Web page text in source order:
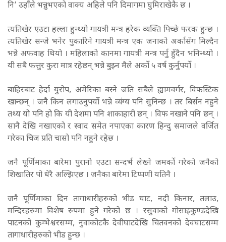
नि’ उहाँले भन्नुभएको वाक्य अहिले पनि दिमागमा घुमिराखेकै छ ।
त्यतिखेर एउटा हल्ला हुन्थ्यो गायत्री मन्त्र हरेक व्यक्ति पिच्छे फरक हुन्छ ।
त्यतिखेर सन्जे भनेर पुकारिने गायत्री मन्त्र एक जनाको अर्कासँग मिल्दैन
भन्ने अफवाह थियो । महिलाको कानमा गायत्री मन्त्र पर्नु हुँदैन भनिन्थ्यो ।
यी सबै फत्तुर कुरा मात्र रहेछन् भन्ने बुझ्न मैले अर्को ५ वर्ष कुर्नुपर्यो ।
बाहिरबाट हेर्दा युरोप, अमेरिका बस्ने जति सबैले ह्यामवर्गर, विफस्टिक
खान्छन् । जनै किन लगाउनुपर्यो भन्ने व्यंग्य पनि सुनिन्छ । तर बिर्सन नहुने
तथ्य यो पनि हो कि यी देशमा पनि शाकाहारी छन् । विफ नखाने पनि छन् ।
सानै देखि नखाएको र स्वाद समेत नपाएका कारण हिन्दु समाजले वर्जित
गरेका चिज प्रति चासो पनि नहुने रहेछ ।
जनै पूर्णिमाका बारेमा पुरानो एउटा सन्दर्भ लेख्ने जमर्को गरेको जनैको
शिखातिर पो धेरै अल्झिएछ । जनैका बारेमा टिप्पणी यतिनै ।
जनै पूर्णिमाका दिन तागाधारीहरुको भीड घाट, नदी किनार, तलाउ,
मन्दिरहरुमा विशेष रुपमा हुने गरेको छ । रसुवाको गोसाइकुण्डदेखि
पाटनको कुम्भेश्वरसम्म, नुवाकोटकै देवीघाटदेखि चितवनको देवघाटसम्म
तागाधारीहरुको भीड हुन्छ ।